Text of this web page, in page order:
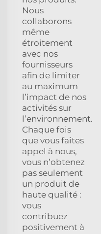
Nous
collaborons
même
étroitement
avec nos
fournisseurs
afin de limiter
au maximum
l’impact de nos
activités sur
l’environnement.
Chaque fois
que vous faites
appel à nous,
vous n’obtenez
pas seulement
un produit de
haute qualité :
vous
contribuez
positivement à